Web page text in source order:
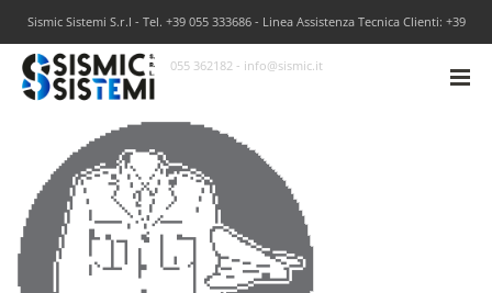
Sismic Sistemi S.r.l - Tel. +39 055 333686 - Linea Assistenza Tecnica Clienti: +39
055 362182 - info@sismic.it